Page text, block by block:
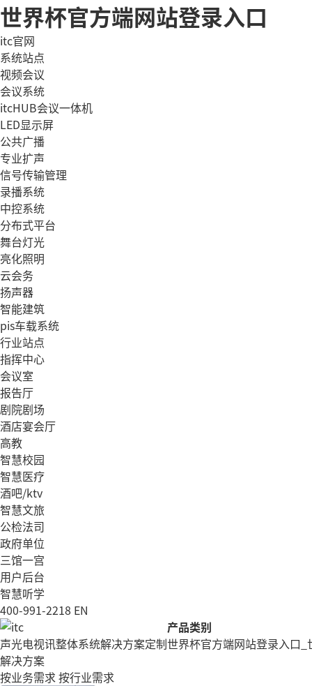
世界杯官方端网站登录入口
itc官网
系统站点
视频会议
会议系统
itcHUB会议一体机
LED显示屏
公共广播
专业扩声
信号传输管理
录播系统
中控系统
分布式平台
舞台灯光
亮化照明
云会务
扬声器
智能建筑
pis车载系统
行业站点
指挥中心
会议室
报告厅
剧院剧场
酒店宴会厅
高教
智慧校园
智慧医疗
酒吧/ktv
智慧文旅
公检法司
政府单位
三馆一宫
用户后台
智慧听学
400-991-2218 EN
声光电视讯整体系统解决方案定制
解决方案
按业务需求按行业需求
产品类别
世界杯官方端网站登录入口